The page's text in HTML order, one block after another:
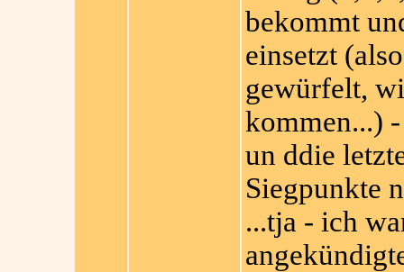
bekommt
einsetzt
gewürfelt,
kommen...)
un ddie
Siegpunkte
...tja - ich